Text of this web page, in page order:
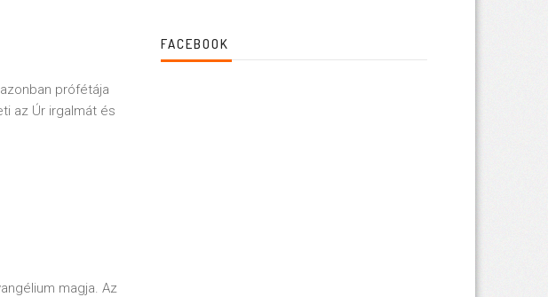
prófétája
az Úr irgalmát és
magja. Az
FACEBOOK